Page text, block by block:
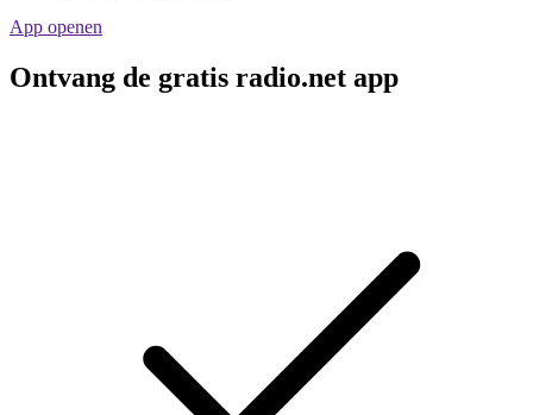
App openen
Ontvang de gratis radio.net app